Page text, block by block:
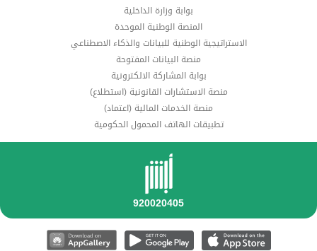
بوابة وزارة الداخلية
المنصة الوطنية الموحدة
الاستراتيجية الوطنية للبيانات والذكاء الاصطناعي
منصة البيانات المفتوحة
بوابة المشاركة الالكترونية
منصة الاستشارات القانونية (استطلاع)
منصة الخدمات المالية (اعتماد)
تطبيقات الهاتف المحمول الحكومية